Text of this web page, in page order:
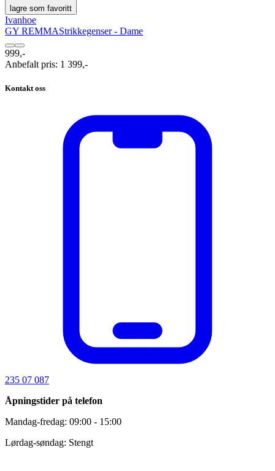
lagre som favoritt
Ivanhoe
GY REMMAStrikkegenser - Dame
999,-
Anbefalt pris: 1 399,-
Kontakt oss
235 07 087
Åpningstider på telefon
Mandag-fredag: 09:00 - 15:00
Lørdag-søndag: Stengt